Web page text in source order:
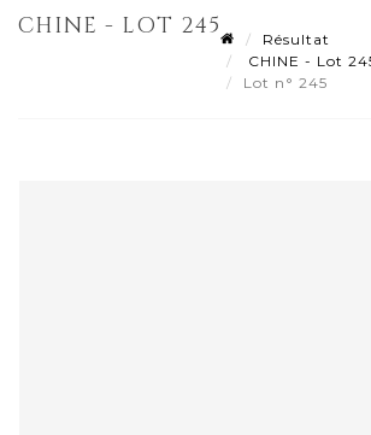
CHINE - LOT 245
Résultat
CHINE - Lot
Lot n° 245